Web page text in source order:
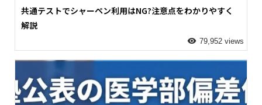
共通テストでシャーペン利用はNG?注意点をわかりやすく
解説
79,952 views